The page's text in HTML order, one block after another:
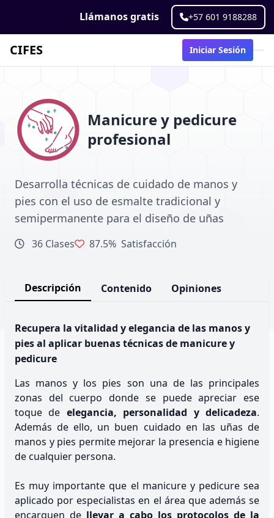
Llámanos gratis +57 601 9188288
CIFES Iniciar Sesión
Manicure y pedicure
profesional
Desarrolla técnicas de cuidado de manos y
pies con el uso de esmalte tradicional y
semipermanente para el diseño de uñas
36 Clases 87.5% Satisfacción
Descripción Contenido Opiniones
Recupera la vitalidad y elegancia de las manos y
pies al aplicar buenas técnicas de manicure y
pedicure
Las manos y los pies son una de las principales
zonas del cuerpo donde se puede apreciar ese
toque de elegancia, personalidad y delicadeza.
Además de ello, un buen cuidado en las uñas de
manos y pies permite mejorar la presencia e higiene
de cualquier persona.
Es muy importante que el manicure y pedicure sea
aplicado por especialistas en el área que además se
encarguen de llevar a cabo los protocolos de la